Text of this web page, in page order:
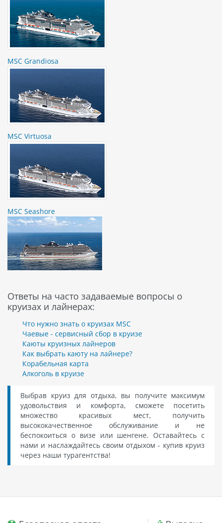
MSC Grandiosa
MSC Virtuosa
MSC Seashore
Ответы на часто задаваемые вопросы о
круизах и лайнерах:
Что нужно знать о круизах MSC
Чаевые - сервисный сбор в круизе
Каюты круизных лайнеров
Как выбрать каюту на лайнере?
Корабельная карта
Алкоголь в круизе
Выбрав круиз для отдыха, вы получите максимум
удовольствия и комфорта, сможете посетить
множество красивых мест, получить
высококачественное обслуживание и не
беспокоиться о визе или шенгене. Оставайтесь с
нами и наслаждайтесь своим отдыхом - купив круиз
через наши турагентства!